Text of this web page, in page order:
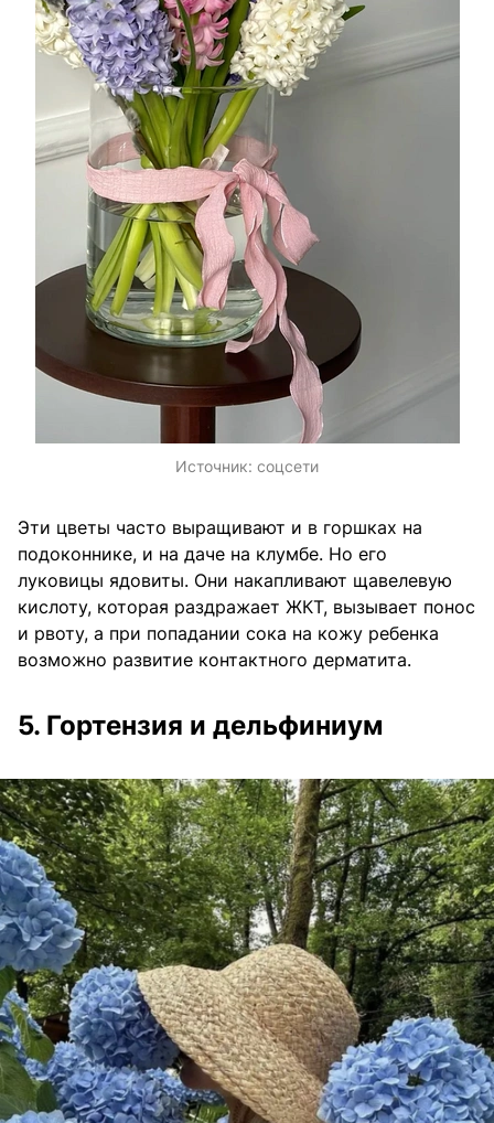
Источник: соцсети
Эти цветы часто выращивают и в горшках на
подоконнике, и на даче на клумбе. Но его
луковицы ядовиты. Они накапливают щавелевую
кислоту, которая раздражает ЖКТ, вызывает понос
и рвоту, а при попадании сока на кожу ребенка
возможно развитие контактного дерматита.
5. Гортензия и дельфиниум